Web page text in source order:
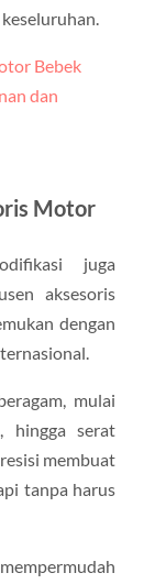
Bebek
dan
Motor
juga
aksesoris
dengan
mulai
hingga serat
membuat
tanpa harus